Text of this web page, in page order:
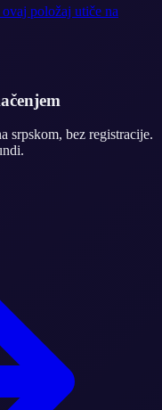
položaj utiče na
srpskom, bez registracije.